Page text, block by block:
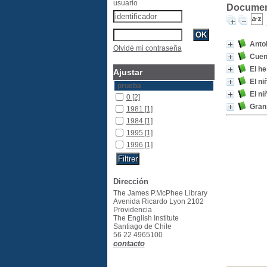
El
El
El
usuario
Olvidé mi contraseña
Ajustar
prueba
0 [2]
1981 [1]
1984 [1]
1995 [1]
1996 [1]
Dirección
The James P.McPhee Library
Avenida Ricardo Lyon 2102
Providencia
The English Institute
Santiago de Chile
56 22 4965100
contacto